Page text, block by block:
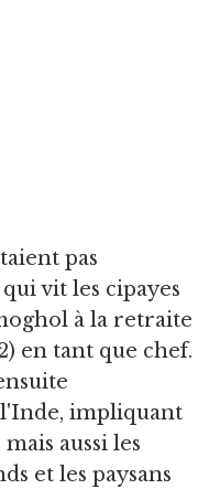
pas
vit les cipayes
à la retraite
en tant que chef.
impliquant
aussi les
et les paysans